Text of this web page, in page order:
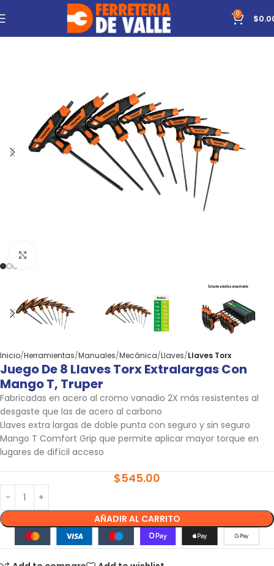
0 $
Inicio Herramientas Manuales Mecánica Llaves Llaves Torx
Juego De 8 Llaves Torx Extralargas Con
Mango T, Truper
Fabricadas en acero al cromo vanadio 2X más resistentes al
desgaste que las de acero al carbono
Llaves extra largas de doble punta con seguro y sin seguro
Mango T Comfort Grip que permite aplicar mayor torque en
lugares de difícil acceso
$545.00
AÑADIR AL CARRITO